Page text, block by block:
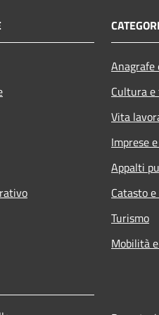
Cultura
Vita
Imprese
Appalti
Catasto
Turismo
Mobilità